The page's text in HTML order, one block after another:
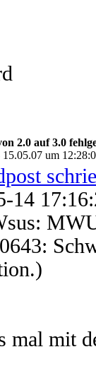
2.0 auf 3.0
15.05.07 um
14
mal mit